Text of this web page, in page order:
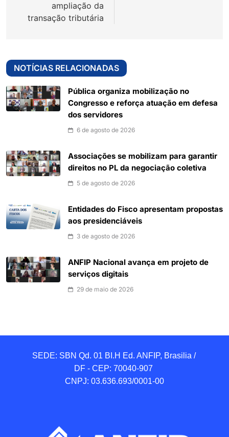
ampliação da
transação tributária
NOTÍCIAS RELACIONADAS
Pública organiza mobilização no
Congresso e reforça atuação em defesa
dos servidores
6 de agosto de 2026
Associações se mobilizam para garantir
direitos no PL da negociação coletiva
5 de agosto de 2026
Entidades do Fisco apresentam propostas
aos presidenciáveis
3 de agosto de 2026
ANFIP Nacional avança em projeto de
serviços digitais
29 de maio de 2026
SEDE: SBN Qd. 01 BI.H Ed. ANFIP, Brasilia /
DF - CEP: 70040-907
CNPJ: 03.636.693/0001-00